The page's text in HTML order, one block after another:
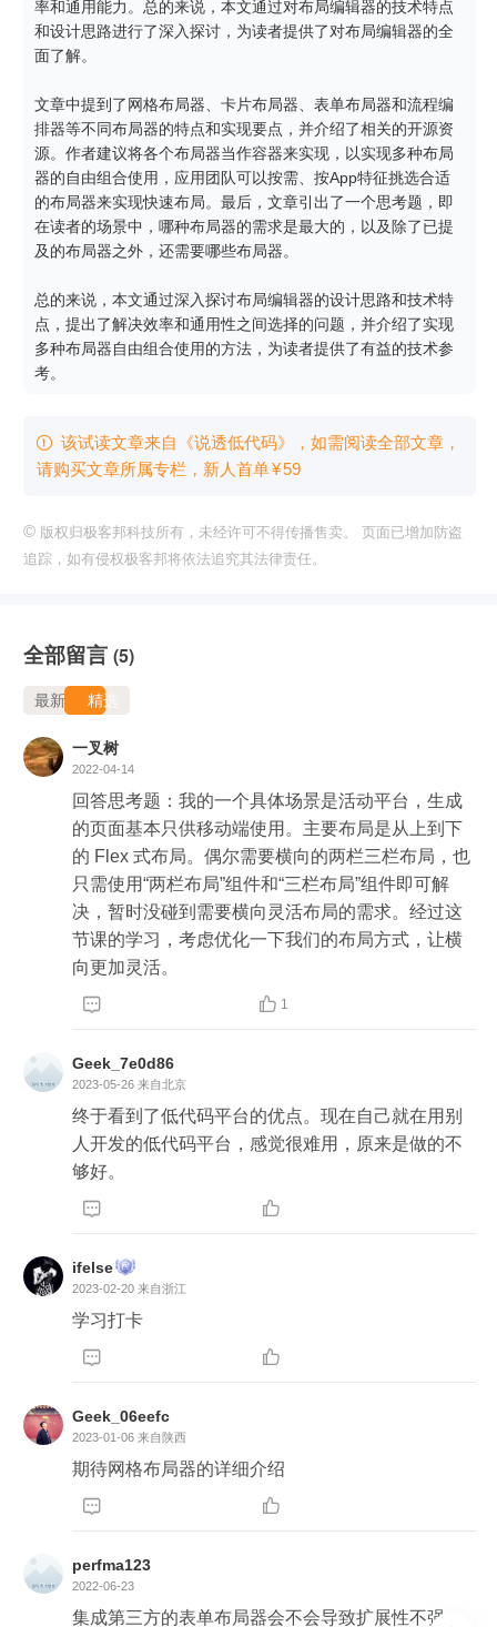
率和通用能力。总的来说，本文通过对布局编辑器的技术特点
和设计思路进行了深入探讨，为读者提供了对布局编辑器的全
面了解。
文章中提到了网格布局器、卡片布局器、表单布局器和流程编
排器等不同布局器的特点和实现要点，并介绍了相关的开源资
源。作者建议将各个布局器当作容器来实现，以实现多种布局
器的自由组合使用，应用团队可以按需、按App特征挑选合适
的布局器来实现快速布局。最后，文章引出了一个思考题，即
在读者的场景中，哪种布局器的需求是最大的，以及除了已提
及的布局器之外，还需要哪些布局器。
总的来说，本文通过深入探讨布局编辑器的设计思路和技术特
点，提出了解决效率和通用性之间选择的问题，并介绍了实现
多种布局器自由组合使用的方法，为读者提供了有益的技术参
考。
 该试读文章来自《说透低代码》，如需阅读全部文章，
请购买文章所属专栏 ，新⼈⾸单¥59
© 版权归极客邦科技所有，未经许可不得传播售卖。 页面已增加防盗
追踪，如有侵权极客邦将依法追究其法律责任。
全部留言 (5)
最新 精选
一叉树
2022-04-14
回答思考题：我的一个具体场景是活动平台，生成
的页面基本只供移动端使用。主要布局是从上到下
的 Flex 式布局。偶尔需要横向的两栏三栏布局，也
只需使用“两栏布局”组件和“三栏布局”组件即可解
决，暂时没碰到需要横向灵活布局的需求。经过这
节课的学习，考虑优化一下我们的布局方式，让横
向更加灵活。
  1
Geek_7e0d86
2023-05-26 来自北京
终于看到了低代码平台的优点。现在自己就在用别
人开发的低代码平台，感觉很难用，原来是做的不
够好。
 
ifelse
2023-02-20 来自浙江
学习打卡
 
Geek_06eefc
2023-01-06 来自陕西
期待网格布局器的详细介绍
 
perfma123
2022-06-23
集成第三方的表单布局器会不会导致扩展性不强